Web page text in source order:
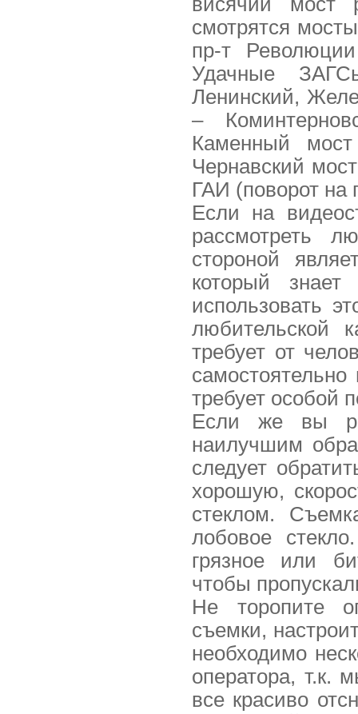
смотрятся
пр-т
Удачные
Ленинский,
–
Каменный
Чернавский
ГАИ (поворот на
Если на
рассмотреть
стороной
который знает
использовать
любительской
требует от
требует особой
Если же вы
наилучшим
следует
хорошую,
стеклом.
лобовое
грязное или
чтобы
Не торопите
съемки,
необходимо
оператора, т.к.
все красиво